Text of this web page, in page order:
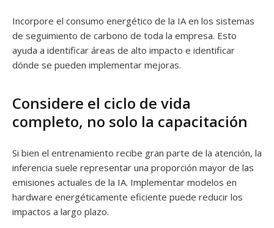
Incorpore el consumo energético de la IA en los sistemas
de seguimiento de carbono de toda la empresa. Esto
ayuda a identificar áreas de alto impacto e identificar
dónde se pueden implementar mejoras.
Considere el ciclo de vida
completo, no solo la capacitación
Si bien el entrenamiento recibe gran parte de la atención, la
inferencia suele representar una proporción mayor de las
emisiones actuales de la IA. Implementar modelos en
hardware energéticamente eficiente puede reducir los
impactos a largo plazo.